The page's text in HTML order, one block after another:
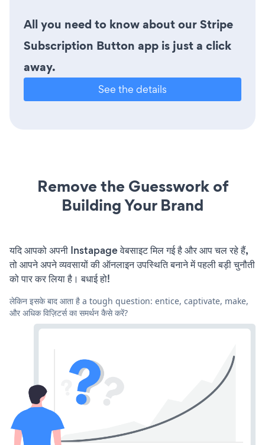
All you need to know about our Stripe
Subscription Button app is just a click
away.
See the details
Remove the Guesswork of
Building Your Brand
यदि आपको अपनी Instapage वेबसाइट मिल गई है और आप चल रहे हैं,
तो आपने अपने व्यवसायों की ऑनलाइन उपस्थिति बनाने में पहली बड़ी चुनौती
को पार कर लिया है। बधाई हो!
लेकिन इसके बाद आता है a tough question: entice, captivate, make,
और अधिक विज़िटर्स का समर्थन कैसे करें?